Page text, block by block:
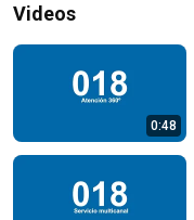
Videos
0:48